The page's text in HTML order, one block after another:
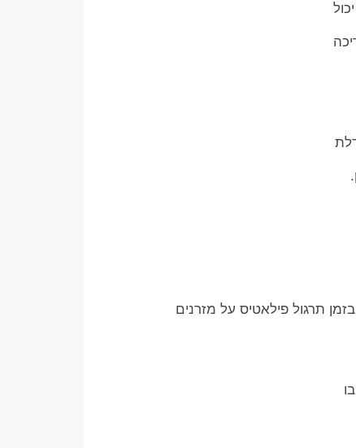
תרגול פילאטיס על מזרנים